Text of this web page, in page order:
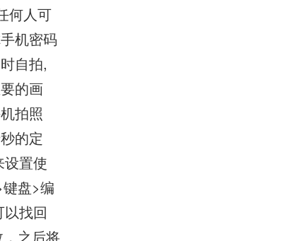
何人可
机密码
自拍,
的画
拍照
的定
置使
盘>编
找回
之后将